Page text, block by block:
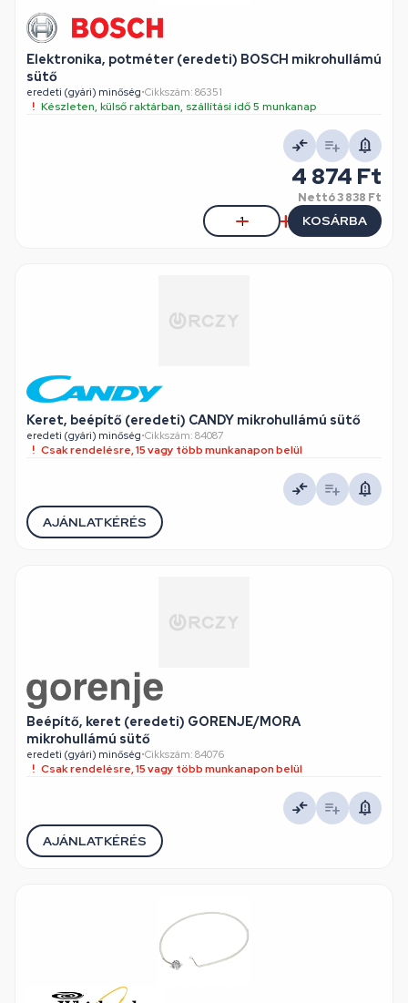
Elektronika, potméter (eredeti) BOSCH mikrohullámú
sütő
eredeti (gyári) minőség•Cikkszám: 86351
Készleten, külső raktárban, szállítási idő 5 munkanap
4 874 Ft
Nettó3 838 Ft
KOSÁRBA
Keret, beépítő (eredeti) CANDY mikrohullámú sütő
eredeti (gyári) minőség•Cikkszám: 84087
Csak rendelésre, 15 vagy több munkanapon belül
AJÁNLATKÉRÉS
Beépítő, keret (eredeti) GORENJE/MORA
mikrohullámú sütő
eredeti (gyári) minőség•Cikkszám: 84076
Csak rendelésre, 15 vagy több munkanapon belül
AJÁNLATKÉRÉS